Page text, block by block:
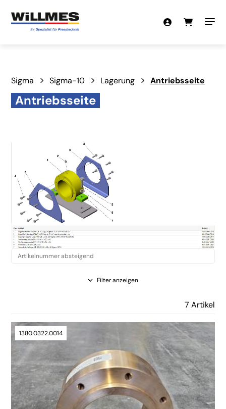
Sigma Sigma-10 Lagerung Antriebsseite
Antriebsseite
Filter anzeigen
7 Artikel
1380.0322.0014